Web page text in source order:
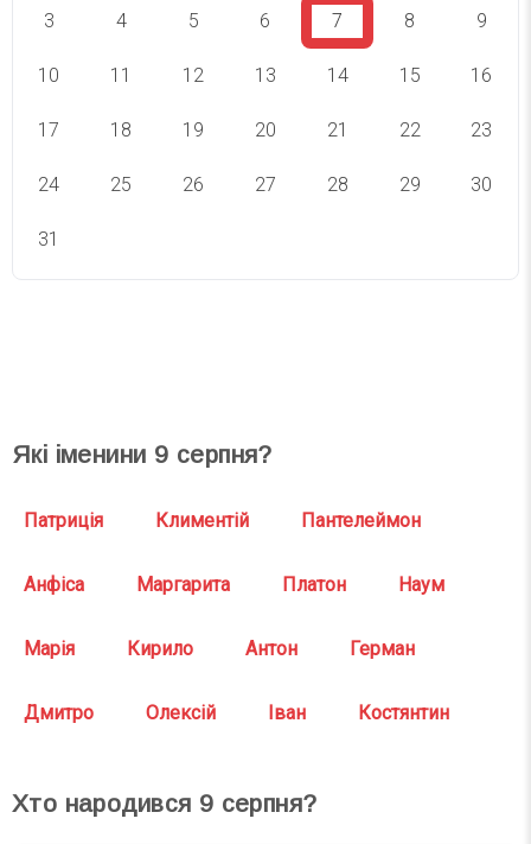
3 4 5 6 7 8 9
10 11 12 13 14 15 16
17 18 19 20 21 22 23
24 25 26 27 28 29 30
31
Які іменини 9 серпня?
Патриція Климентій Пантелеймон
Анфіса Маргарита Платон Наум
Марія Кирило Антон Герман
Дмитро Олексій Іван Костянтин
Хто народився 9 серпня?